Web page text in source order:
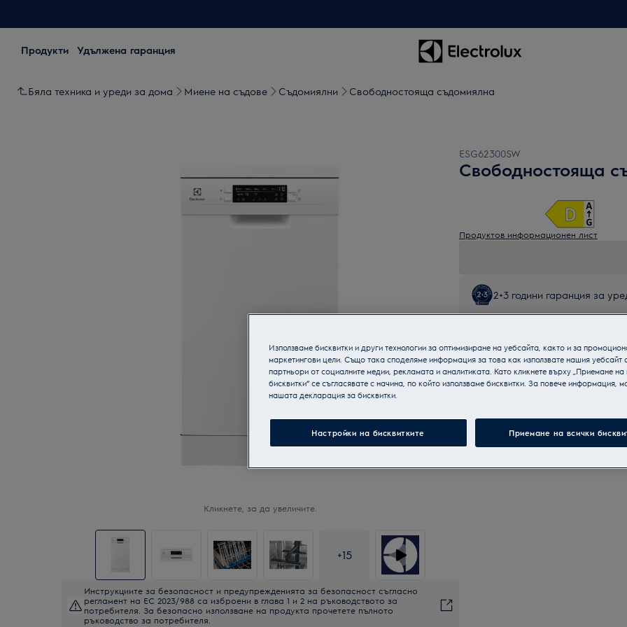
Продукти Удължена гаранция
Бяла техника и уреди за дома Миене на съдове Съдомиялни Свoбодностояща съдомиялна
Кликнете, за да увеличите.
+15
Инструкциите за безопасност и предупрежденията за безопасност съгласно
регламент на ЕС 2023/988 са изброени в глава 1 и 2 на ръководството за
потребителя. За безопасно използване на продукта прочетете пълното
ръководство за потребителя.
ESG62300SW
Свoбодностояща
Продуктов информационен лист
2+3 години гаранция за
Използваме бисквитки и други технологии за оптимизиране на уебсайта, както и за
маркетингови цели. Също така споделяме информация за това как използвате нашия уебсайт
партньори от социалните медии, рекламата и аналитиката. Като кликнете върху „Приемане на
бисквитки“ се съгласявате с начина, по който използваме бисквитки. За повече информация,
нашата декларация за бисквитки.
Настройки на бисквитките Приемане на всички